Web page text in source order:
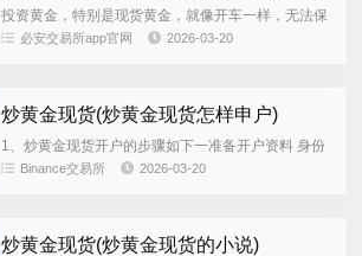
投资黄金，特别是现货黄金，就像开车一样，无法保
证绝对安全但只要遵守规则，谨慎操作，就能大大降
必安交易所app官网 2026-03-20
炒黄金现货(炒黄金现货怎样申户)
1、炒黄金现货开户的步骤如下一准备开户资料 身份
证明确保身份证在有效期内手机号码用于接收验证码
Binance交易所 2026-03-20
炒黄金现货(炒黄金现货的小说)